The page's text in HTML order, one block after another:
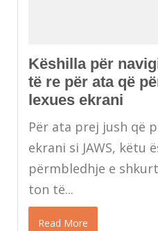
Këshilla për
të re për ata që
lexues ekrani
Për ata prej jush që
ekrani si JAWS, këtu
përmbledhje e
ton të...
Read More